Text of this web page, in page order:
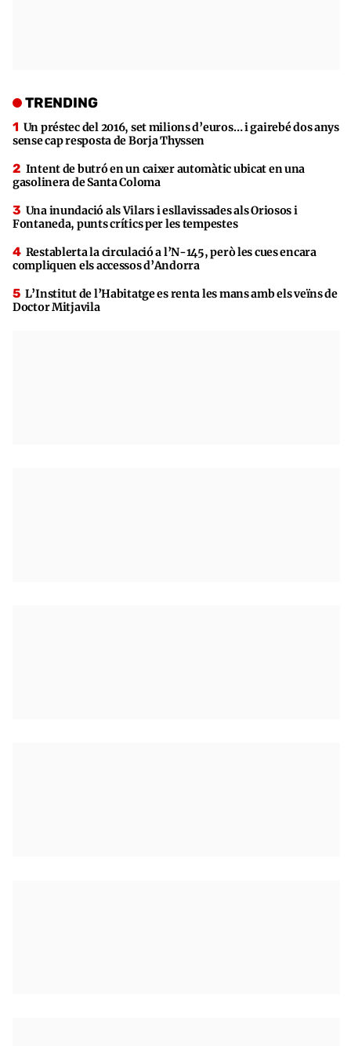
TRENDING
Un préstec del 2016, set milions d’euros… i gairebé dos anys
sense cap resposta de Borja Thyssen
Intent de butró en un caixer automàtic ubicat en una
gasolinera de Santa Coloma
Una inundació als Vilars i esllavissades als Oriosos i
Fontaneda, punts crítics per les tempestes
Restablerta la circulació a l’N-145, però les cues encara
compliquen els accessos d’Andorra
L’Institut de l’Habitatge es renta les mans amb els veïns de
Doctor Mitjavila